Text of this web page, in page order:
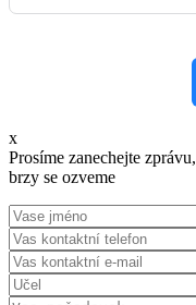
x
Prosíme zanechejte zprávu,
brzy se ozveme